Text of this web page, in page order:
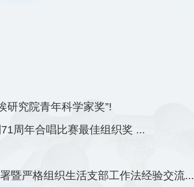
研究院青年科学家奖”!
周年合唱比赛最佳组织奖 ...
暨严格组织生活支部工作法经验交流...